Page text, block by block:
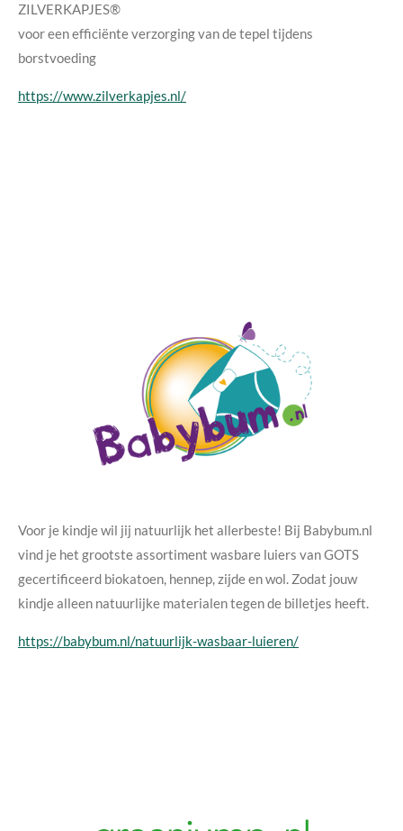
ZILVERKAPJES®
voor een efficiënte verzorging van de tepel tijdens
borstvoeding
https://www.zilverkapjes.nl/
Voor je kindje wil jij natuurlijk het allerbeste! Bij Babybum.nl
vind je het grootste assortiment wasbare luiers van GOTS
gecertificeerd biokatoen, hennep, zijde en wol. Zodat jouw
kindje alleen natuurlijke materialen tegen de billetjes heeft.
https://babybum.nl/natuurlijk-wasbaar-luieren/